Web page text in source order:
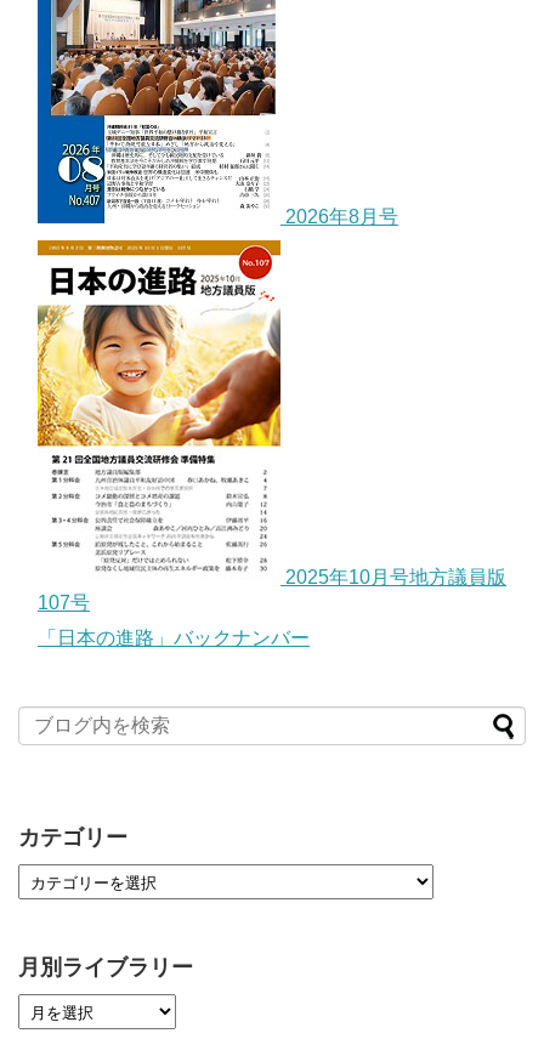
2026年8月号
2025年10月号地方議員版
107号
「日本の進路」バックナンバー
カテゴリー
月別ライブラリー